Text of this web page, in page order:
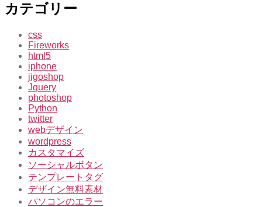
カテゴリー
css
Fireworks
html5
iphone
jigoshop
Jquery
photoshop
Python
twitter
webデザイン
wordpress
カスタマイズ
ソーシャルボタン
テンプレートタグ
デザイン無料素材
パソコンのエラー